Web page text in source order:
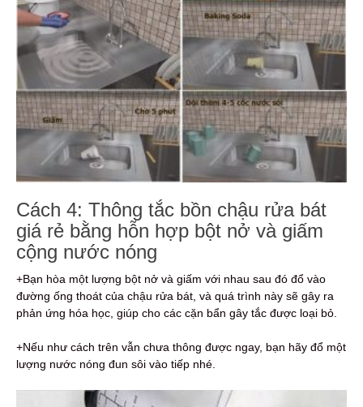
Cách 4: Thông tắc bồn chậu rửa bát
giá rẻ bằng hỗn hợp bột nở và giấm
cộng nước nóng
+Bạn hòa một lượng bột nở và giấm với nhau sau đó đổ vào
đường ống thoát của chậu rửa bát, và quá trình này sẽ gây ra
phản ứng hóa học, giúp cho các cặn bẩn gây tắc được loại bỏ.
+Nếu như cách trên vẫn chưa thông được ngay, bạn hãy đổ một
lượng nước nóng đun sôi vào tiếp nhé.